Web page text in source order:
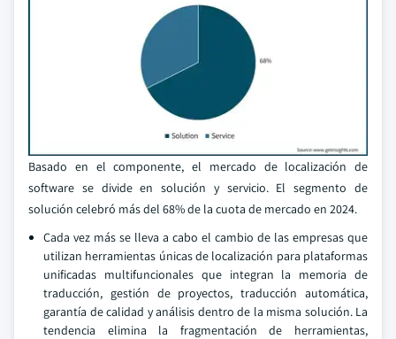
Basado en el componente, el mercado de localización de
software se divide en solución y servicio. El segmento de
solución celebró más del 68% de la cuota de mercado en 2024.
Cada vez más se lleva a cabo el cambio de las empresas que
utilizan herramientas únicas de localización para plataformas
unificadas multifuncionales que integran la memoria de
traducción, gestión de proyectos, traducción automática,
garantía de calidad y análisis dentro de la misma solución. La
tendencia elimina la fragmentación de herramientas,